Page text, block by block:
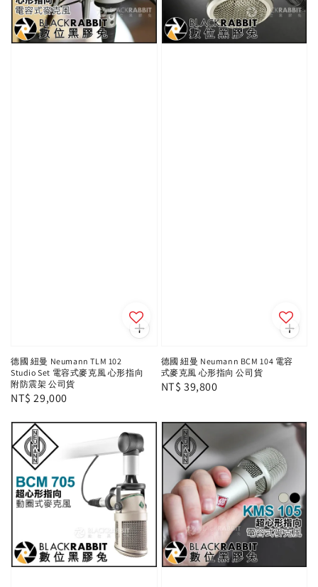
德國 紐曼 Neumann TLM 102
Studio Set 電容式麥克風 心形指向
附防震架 公司貨
Regular
NT$ 29,000
德國 紐曼 Neumann BCM 104 電容
式麥克風 心形指向 公司貨
Regular
NT$ 39,800